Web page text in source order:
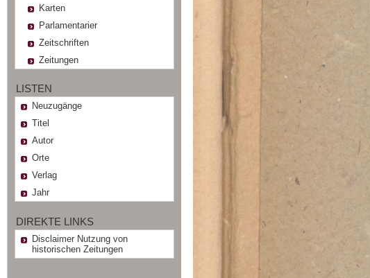
Karten
Parlamentarier
Zeitschriften
Zeitungen
LISTEN
Neuzugänge
Titel
Autor
Orte
Verlag
Jahr
DIREKTE LINKS
Disclaimer Nutzung von
historischen Zeitungen